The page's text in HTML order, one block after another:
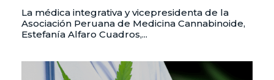
La médica integrativa y vicepresidenta de la
Asociación Peruana de Medicina Cannabinoide,
Estefanía Alfaro Cuadros,...